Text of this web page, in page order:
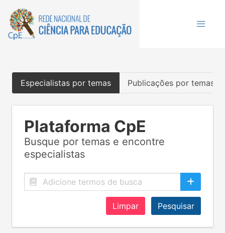
Especialistas por temas Publicações por temas
Plataforma CpE
Busque por temas e encontre
especialistas
Limpar Pesquisar